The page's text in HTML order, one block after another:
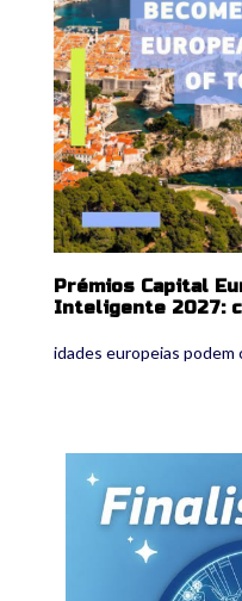
Prémios Capital
Inteligente 2027:
idades europeias